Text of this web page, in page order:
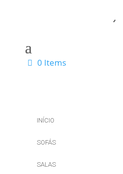
0 Items
INÍCIO
SOFÁS
SALAS